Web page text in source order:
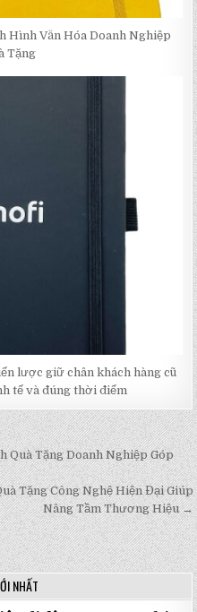
Văn Hóa Doanh Nghiệp
Tặng
lược giữ chân khách hàng cũ
tế và đúng thời điểm
Tặng Doanh Nghiệp Góp
Tặng Công Nghệ Hiện Đại Giúp
Nâng Tầm Thương Hiệu →
NHẤT